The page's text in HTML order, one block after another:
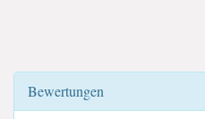
Bewertungen